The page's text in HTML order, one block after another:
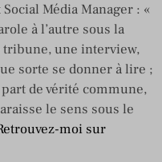
Média Manager : «
à l’autre sous la
tribune, une interview,
sorte se donner à lire ;
de vérité commune,
le sens sous le
moi sur